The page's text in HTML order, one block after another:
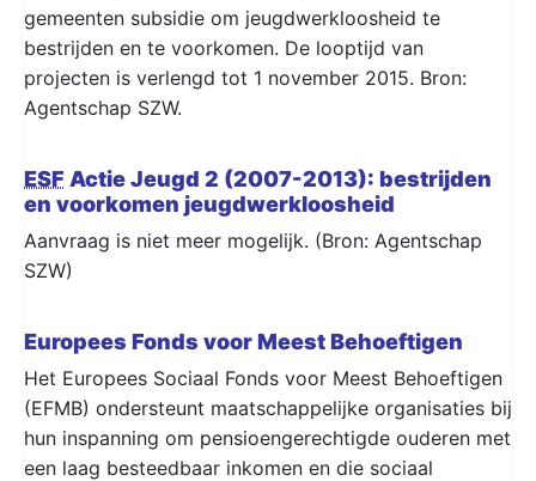
gemeenten subsidie om jeugdwerkloosheid te
bestrijden en te voorkomen. De looptijd van
projecten is verlengd tot 1 november 2015. Bron:
Agentschap SZW.
ESF Actie Jeugd 2 (2007-2013): bestrijden
en voorkomen jeugdwerkloosheid
Aanvraag is niet meer mogelijk. (Bron: Agentschap
SZW)
Europees Fonds voor Meest Behoeftigen
Het Europees Sociaal Fonds voor Meest Behoeftigen
(EFMB) ondersteunt maatschappelijke organisaties bij
hun inspanning om pensioengerechtigde ouderen met
een laag besteedbaar inkomen en die sociaal